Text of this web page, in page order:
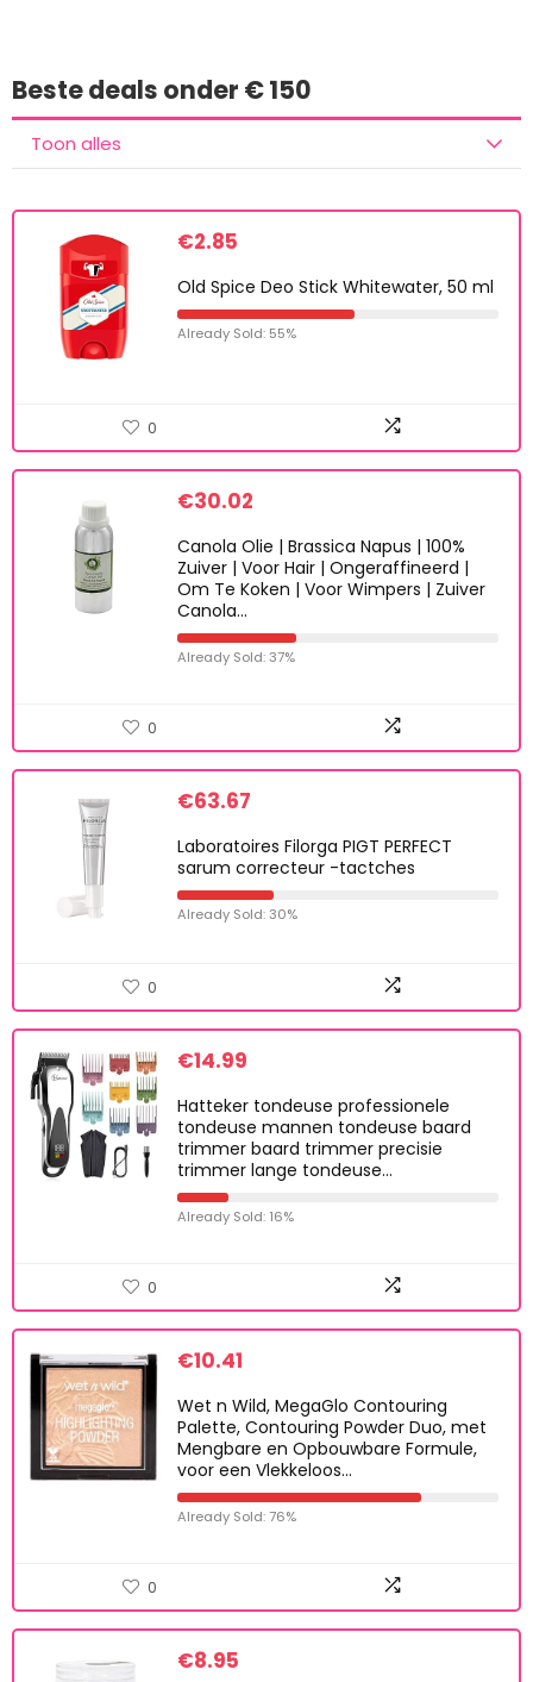
Beste deals onder € 150
Toon alles
€2.85
Old Spice Deo Stick Whitewater, 50 ml
Already Sold: 55%
0
€30.02
Canola Olie | Brassica Napus | 100%
Zuiver | Voor Hair | Ongeraffineerd |
Om Te Koken | Voor Wimpers | Zuiver
Canola…
Already Sold: 37%
0
€63.67
Laboratoires Filorga PIGT PERFECT
sarum correcteur -tactches
Already Sold: 30%
0
€14.99
Hatteker tondeuse professionele
tondeuse mannen tondeuse baard
trimmer baard trimmer precisie
trimmer lange tondeuse…
Already Sold: 16%
0
€10.41
Wet n Wild, MegaGlo Contouring
Palette, Contouring Powder Duo, met
Mengbare en Opbouwbare Formule,
voor een Vlekkeloos…
Already Sold: 76%
0
€8.95